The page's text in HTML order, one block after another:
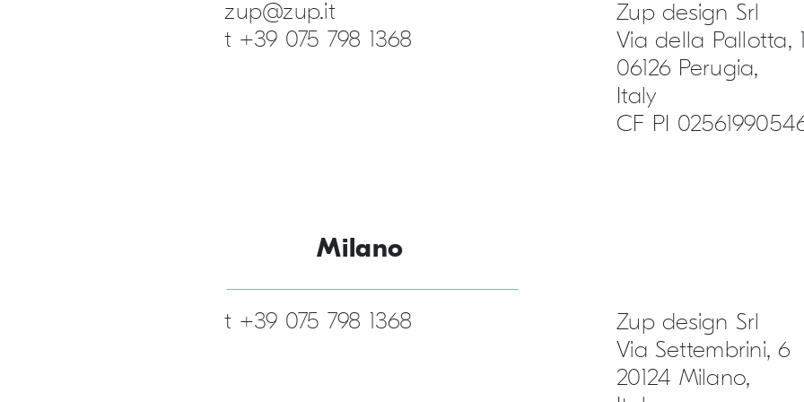
zup@zup.it
t +39 075 798 1368
Zup design Srl
Via della Pallotta,
06126 Perugia,
Italy
CF PI
Milano
t +39 075 798 1368
Zup design Srl
Via Settembrini, 6
20124 Milano,